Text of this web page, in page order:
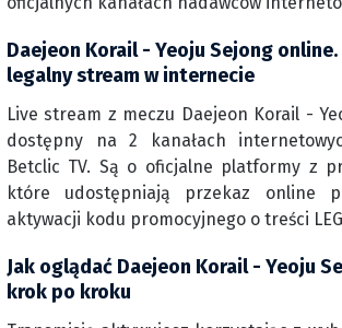
Daejeon Korail - Yeoju Sejong
legalny stream w internecie
Live stream z meczu Daejeon Korail -
dostępny na 2 kanałach
Betclic TV. Są o oficjalne platformy z
które udostępniają przekaz online
aktywacji kodu promocyjnego o treści
Jak oglądać Daejeon Korail - Yeoju
krok po kroku